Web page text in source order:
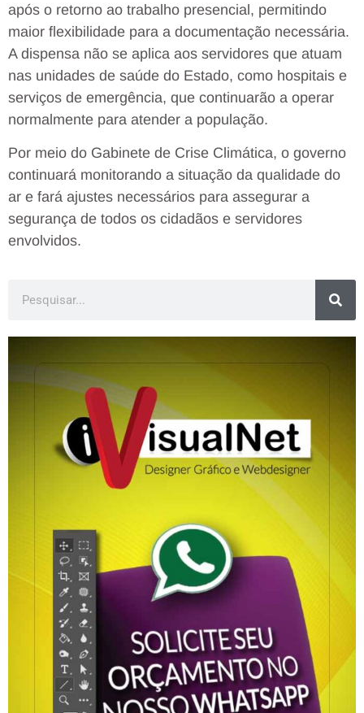
após o retorno ao trabalho presencial, permitindo
maior flexibilidade para a documentação necessária.
A dispensa não se aplica aos servidores que atuam
nas unidades de saúde do Estado, como hospitais e
serviços de emergência, que continuarão a operar
normalmente para atender a população.
Por meio do Gabinete de Crise Climática, o governo
continuará monitorando a situação da qualidade do
ar e fará ajustes necessários para assegurar a
segurança de todos os cidadãos e servidores
envolvidos.